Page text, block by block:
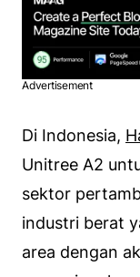
Advertisement
Di Indonesia,
Unitree A2
sektor
industri berat
area dengan